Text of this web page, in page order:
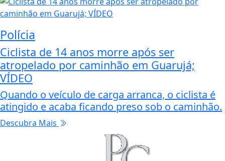
Polícia
Ciclista de 14 anos morre após ser
atropelado por caminhão em Guarujá;
VÍDEO
Quando o veículo de carga arranca, o ciclista é
atingido e acaba ficando preso sob o caminhão.
Descubra Mais